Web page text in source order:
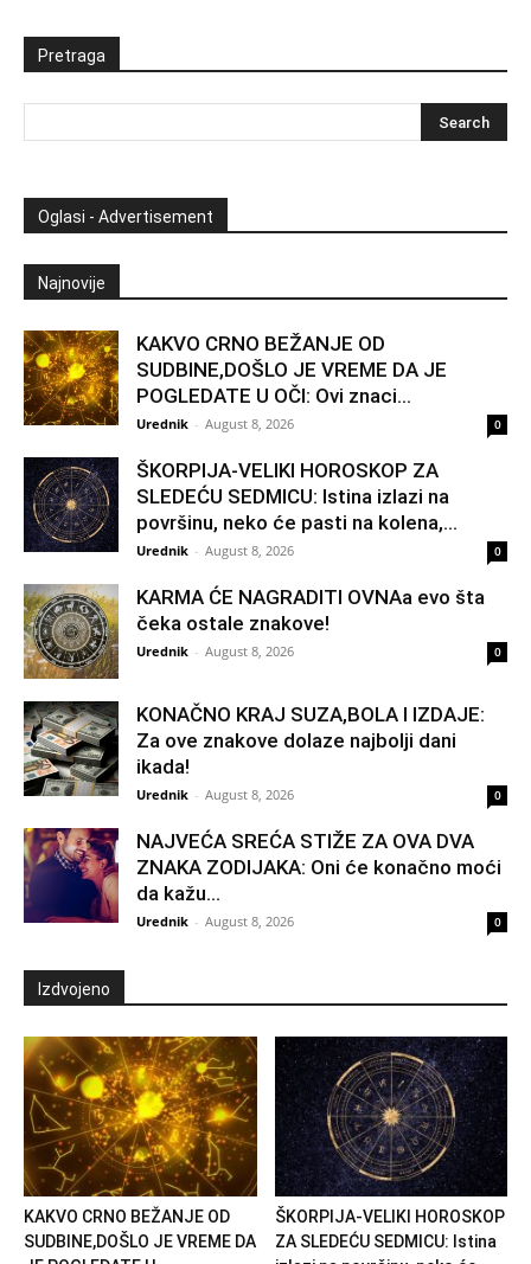
Pretraga
Oglasi - Advertisement
Najnovije
KAKVO CRNO BEŽANJE OD
SUDBINE,DOŠLO JE VREME DA JE
POGLEDATE U OČI: Ovi znaci...
Urednik - August 8, 2026 0
ŠKORPIJA-VELIKI HOROSKOP ZA
SLEDEĆU SEDMICU: Istina izlazi na
površinu, neko će pasti na kolena,...
Urednik - August 8, 2026 0
KARMA ĆE NAGRADITI OVNAa evo šta
čeka ostale znakove!
Urednik - August 8, 2026 0
KONAČNO KRAJ SUZA,BOLA I IZDAJE:
Za ove znakove dolaze najbolji dani
ikada!
Urednik - August 8, 2026 0
NAJVEĆA SREĆA STIŽE ZA OVA DVA
ZNAKA ZODIJAKA: Oni će konačno moći
da kažu...
Urednik - August 8, 2026 0
Izdvojeno
KAKVO CRNO BEŽANJE OD
SUDBINE,DOŠLO JE VREME DA
ŠKORPIJA-VELIKI HOROSKOP
ZA SLEDEĆU SEDMICU: Istina